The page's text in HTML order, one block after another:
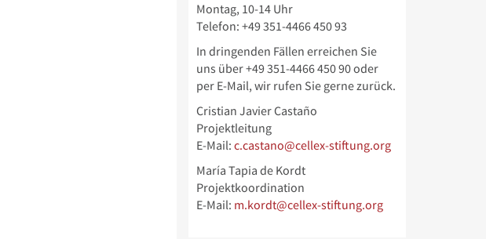
Montag, 10-14 Uhr
Telefon: +49 351-4466 450 93
In dringenden Fällen erreichen Sie
uns über+49 351-4466 450 90 oder
per E-Mail, wir rufen Sie gerne zurück.
Cristian Javier Castaño
Projektleitung
E-Mail: c.castano@cellex-stiftung.org
María Tapia de Kordt
Projektkoordination
E-Mail: m.kordt@cellex-stiftung.org